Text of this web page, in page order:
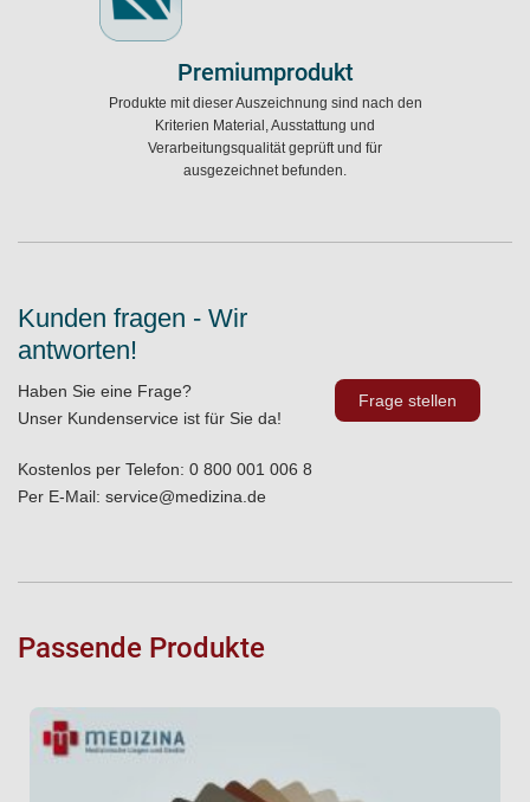
Premiumprodukt
Produkte mit dieser Auszeichnung sind nach den
Kriterien Material, Ausstattung und
Verarbeitungsqualität geprüft und für
ausgezeichnet befunden.
Kunden fragen - Wir
antworten!
Haben Sie eine Frage?
Unser Kundenservice ist für Sie da!
Kostenlos per Telefon: 0 800 001 006 8
Per E-Mail: service@medizina.de
Frage stellen
Passende Produkte